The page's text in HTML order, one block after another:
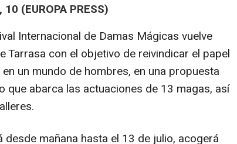
(EUROPA PRESS)
Internacional de Damas Mágicas vuelve
Tarrasa con el objetivo de reivindicar el papel
un mundo de hombres, en una propuesta
que abarca las actuaciones de 13 magas, así
desde mañana hasta el 13 de julio, acogerá